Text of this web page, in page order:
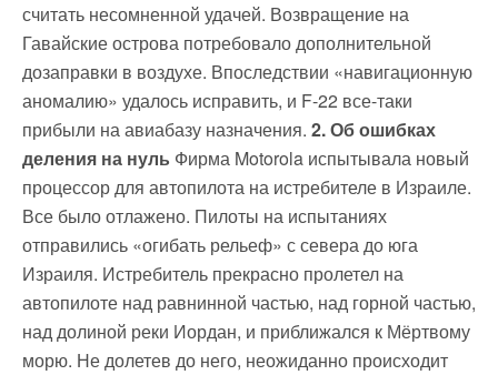
считать несомненной удачей. Возвращение на
Гавайские острова потребовало дополнительной
дозаправки в воздухе. Впоследствии «навигационную
аномалию» удалось исправить, и F-22 все-таки
прибыли на авиабазу назначения. 2. Об ошибках
деления на нуль Фирма Motorola испытывала новый
процессор для автопилота на истребителе в Израиле.
Все было отлажено. Пилоты на испытаниях
отправились «огибать рельеф» с севера до юга
Израиля. Истребитель прекрасно пролетел на
автопилоте над равнинной частью, над горной частью,
над долиной реки Иордан, и приближался к Мёртвому
морю. Не долетев до него, неожиданно происходит